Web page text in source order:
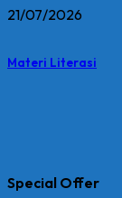
21/07/2026
Materi Literasi
Special Offer